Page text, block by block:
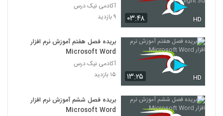
۰۳:۴۸ HD
آکادمی نیک درس
۹ بازدید
۱۳:۲۵ HD
بریده فصل هفتم آموزش نرم افزار
Microsoft Word
آکادمی نیک درس
۱۵ بازدید
بریده فصل ششم آموزش نرم افزار
Microsoft Word